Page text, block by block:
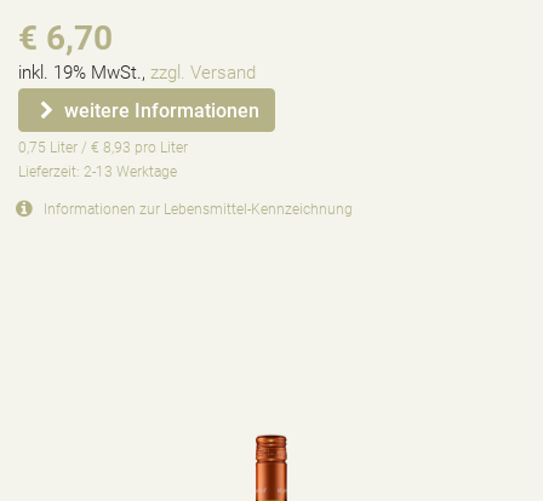
€ 6,70
inkl. 19% MwSt., zzgl. Versand
weitere Informationen
0,75 Liter / € 8,93 pro Liter
Lieferzeit: 2-13 Werktage
Informationen zur Lebensmittel-Kennzeichnung